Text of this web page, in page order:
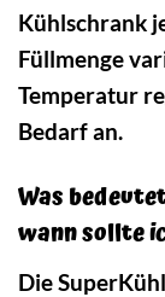
Kühlschrank
Füllmenge
Temperatur
Bedarf an.
Was
wann sollte
Die